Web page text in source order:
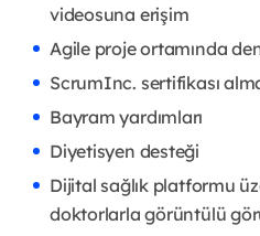
videosuna erişim
Agile proje ortamında
ScrumInc. sertifikası
Bayram yardımları
Diyetisyen desteği
Dijital sağlık platformu
doktorlarla görüntülü